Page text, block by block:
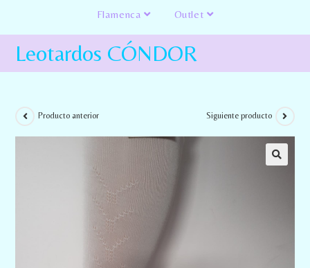
Flamenca Outlet
Leotardos CÓNDOR
Producto anterior Siguiente producto